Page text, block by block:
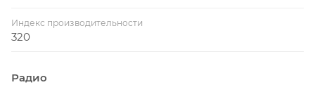
Индекс производительности
320
Радио